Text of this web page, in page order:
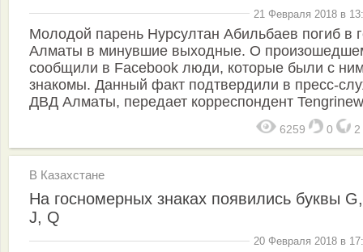
21 Февраля 2018 в
Молодой парень Нурсултан Абильбаев погиб в
Алматы в минувшие выходные. О
сообщили в Facebook люди, которые были с
знакомы. Данный факт подтвердили в пресс-
ДВД Алматы, передает корреспондент
6259 0 2
В Казахстане
На госномерных знаках появились буквы
J, Q
20 Февраля 2018 в